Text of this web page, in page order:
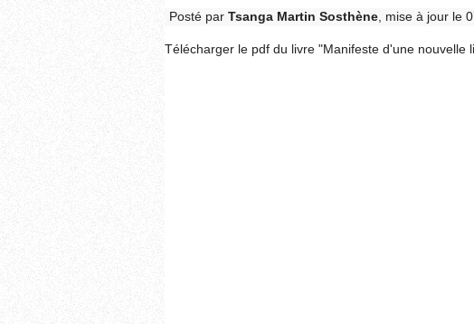
Posté par Tsanga Martin Sosthène , mise à jour le
Télécharger le pdf du livre "Manifeste d'une nouvelle